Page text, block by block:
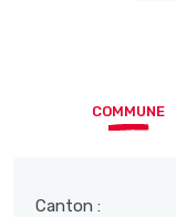
COMMUNE
Canton :